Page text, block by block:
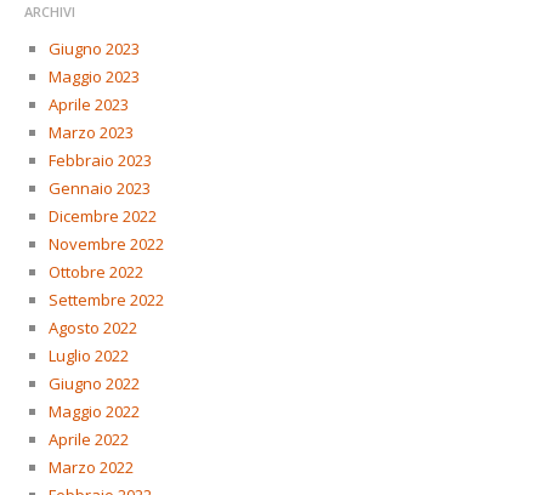
ARCHIVI
Giugno 2023
Maggio 2023
Aprile 2023
Marzo 2023
Febbraio 2023
Gennaio 2023
Dicembre 2022
Novembre 2022
Ottobre 2022
Settembre 2022
Agosto 2022
Luglio 2022
Giugno 2022
Maggio 2022
Aprile 2022
Marzo 2022